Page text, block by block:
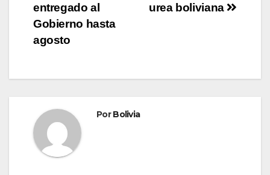
urea boliviana
entregado al
Gobierno hasta
agosto
PorBolivia